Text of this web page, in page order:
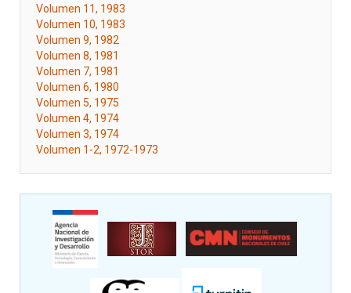
Volumen 11, 1983
Volumen 10, 1983
Volumen 9, 1982
Volumen 8, 1981
Volumen 7, 1981
Volumen 6, 1980
Volumen 5, 1975
Volumen 4, 1974
Volumen 3, 1974
Volumen 1-2, 1972-1973